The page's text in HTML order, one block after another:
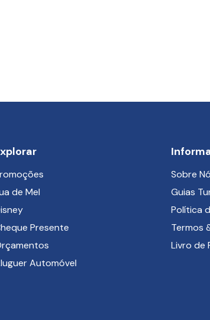
de Mel
Presente
Automóvel
Sobre
Guias
Política
Termos
Livro de